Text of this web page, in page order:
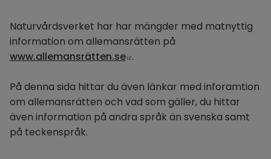
Naturvårdsverket har har mängder med matnyttig
www.allemansrätten.se Länk till annan webbplats.
.
På denna sida hittar du även länkar med inforamtion
om allemansrätten och vad som gäller, du hittar
även information på andra språk än svenska samt
på teckenspråk.